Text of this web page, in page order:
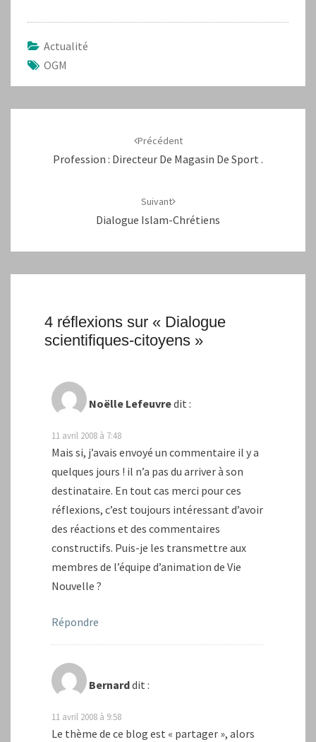
Actualité
OGM
Précédent
Profession : Directeur De Magasin De Sport .
Suivant
Dialogue Islam-Chrétiens
4 réflexions sur « Dialogue
scientifiques-citoyens »
Noëlle Lefeuvredit :
11 avril 2008 à 7:48
Mais si, j’avais envoyé un commentaire il y a
quelques jours ! il n’a pas du arriver à son
destinataire. En tout cas merci pour ces
réflexions, c’est toujours intéressant d’avoir
des réactions et des commentaires
constructifs. Puis-je les transmettre aux
membres de l’équipe d’animation de Vie
Nouvelle ?
Répondre
Bernarddit :
11 avril 2008 à 9:58
Le thème de ce blog est « partager », alors